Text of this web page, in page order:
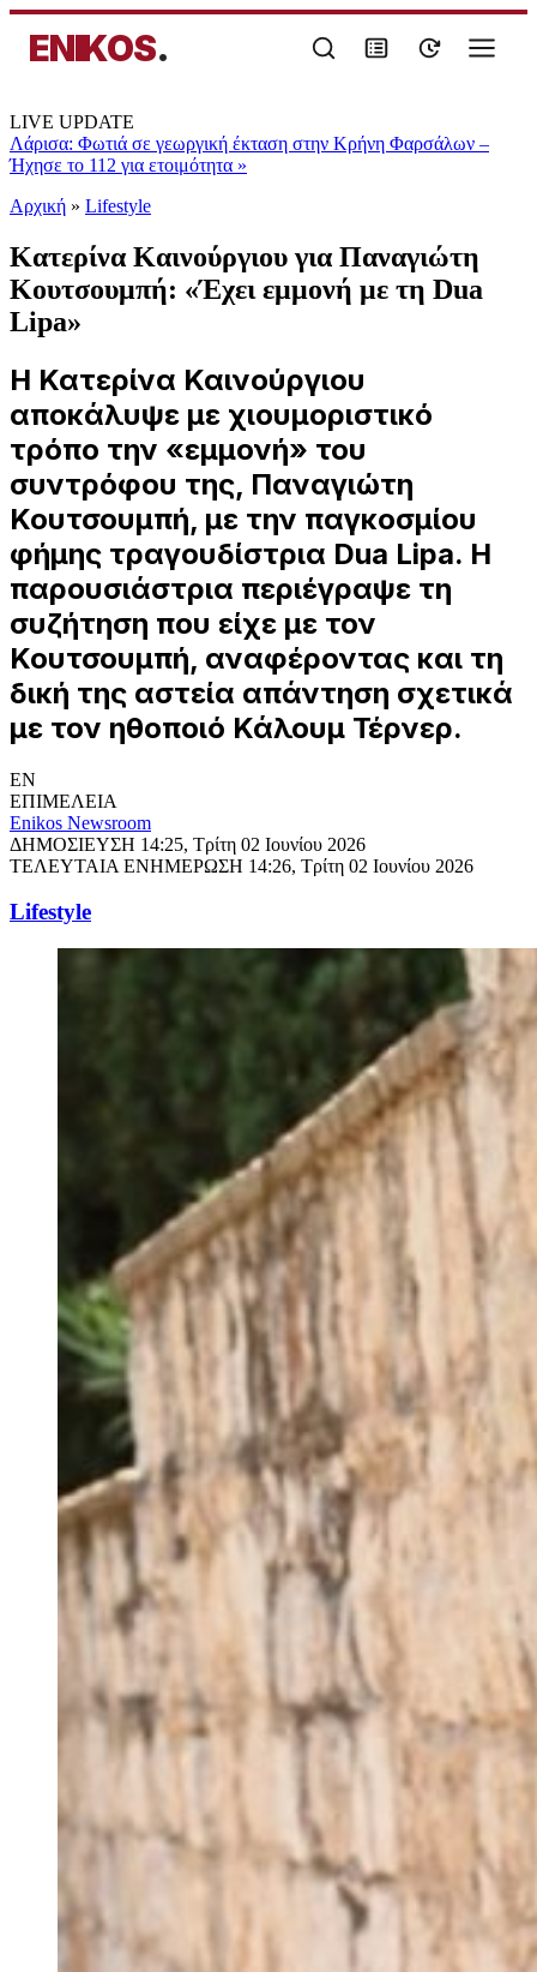
ENIKOS.
LIVE UPDATE
Λάρισα: Φωτιά σε γεωργική έκταση στην Κρήνη Φαρσάλων –
Ήχησε το 112 για ετοιμότητα »
Αρχική » Lifestyle
Κατερίνα Καινούργιου για Παναγιώτη
Κουτσουμπή: «Έχει εμμονή με τη Dua
Lipa»
Η Κατερίνα Καινούργιου
αποκάλυψε με χιουμοριστικό
τρόπο την «εμμονή» του
συντρόφου της, Παναγιώτη
Κουτσουμπή, με την παγκοσμίου
φήμης τραγουδίστρια Dua Lipa. Η
παρουσιάστρια περιέγραψε τη
συζήτηση που είχε με τον
Κουτσουμπή, αναφέροντας και τη
δική της αστεία απάντηση σχετικά
με τον ηθοποιό Κάλουμ Τέρνερ.
EN
ΕΠΙΜΕΛΕΙΑ
Enikos Newsroom
ΔΗΜΟΣΙΕΥΣΗ 14:25, Τρίτη 02 Ιουνίου 2026
ΤΕΛΕΥΤΑΙΑ ΕΝΗΜΕΡΩΣΗ 14:26, Τρίτη 02 Ιουνίου 2026
Lifestyle